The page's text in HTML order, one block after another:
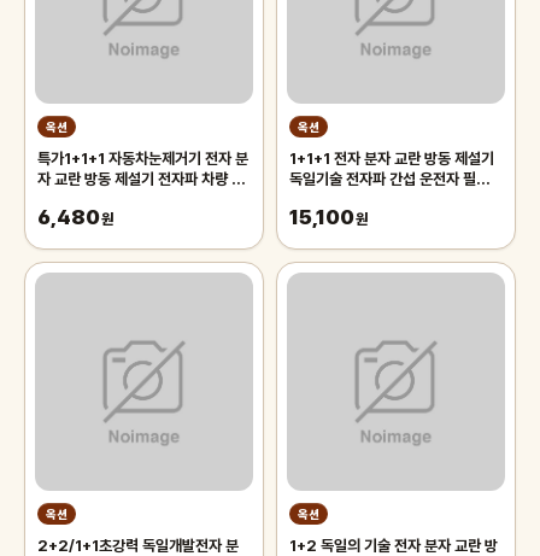
옥션
특가1+1+1 자동차눈제거기 전자 분
자 교란 방동 제설기 전자파 차량 제
6,480원
옥션
1+1+1 전자 분자 교란 방동 제설기
독일기술 전자파 간섭 운전자 필수
15,100원
옥션
2+2/1+1초강력 독일개발전자 분
옥션
1+2 독일의 기술 전자 분자 교란 방